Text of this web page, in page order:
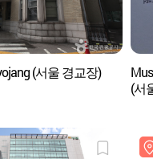
(서울 경교장)
(서